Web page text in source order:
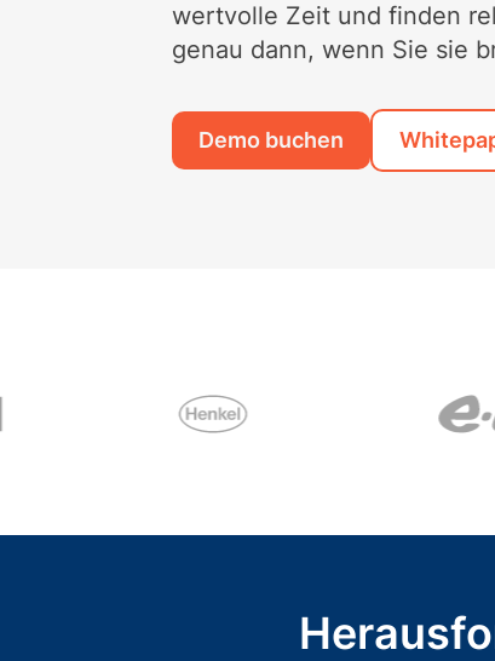
wertvolle Zeit und finden
genau dann, wenn Sie sie
Demo buchen